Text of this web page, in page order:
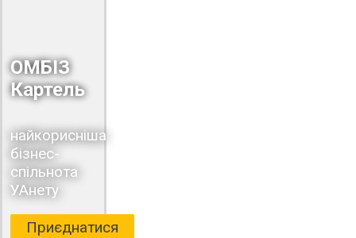
ОМБІЗ
Картель
найкорисніша
бізнес-
спільнота
УАнету
Приєднатися